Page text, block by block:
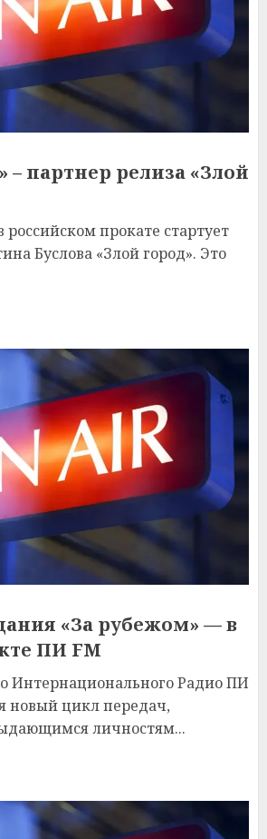
– партнер релиза «Злой
российском прокате стартует
Буслова «Злой город». Это
«За рубежом» — в
ПИ FM
Интернационального Радио ПИ
новый цикл передач,
личностям...